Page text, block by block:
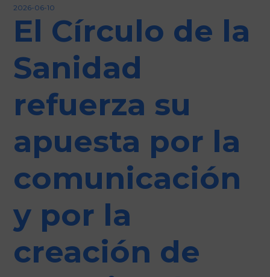
2026-06-10
El Círculo de la
Sanidad
refuerza su
apuesta por la
comunicación
y por la
creación de